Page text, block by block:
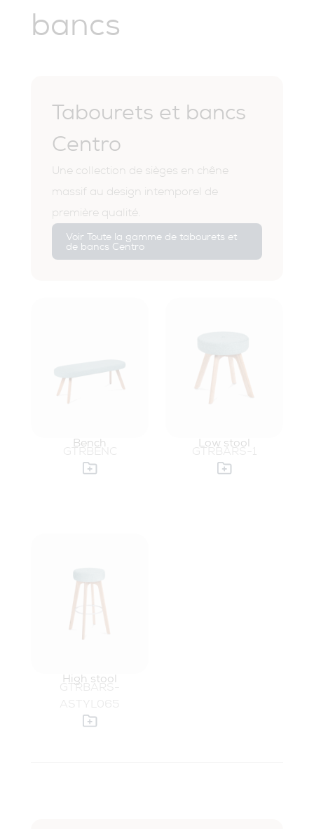
bancs
Tabourets et bancs
Centro
Une collection de sièges en chêne
massif au design intemporel de
première qualité.
Voir Toute la gamme de tabourets et
de bancs Centro
Bench
GTRBENC
Low stool
GTRBARS-1
High stool
GTRBARS-